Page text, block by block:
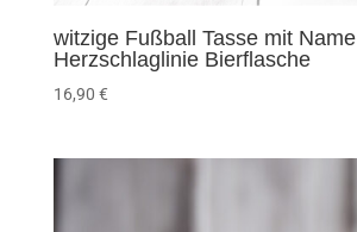
witzige Fußball Tasse mit Name |
Herzschlaglinie Bierflasche
16,90 €